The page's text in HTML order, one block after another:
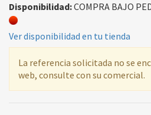
Disponibilidad:COMPRA BAJO
Ver disponibilidad en tu tienda
La referencia solicitada no se
web, consulte con su comercial.